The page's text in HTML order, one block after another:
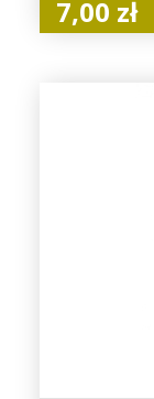
7,00 zł